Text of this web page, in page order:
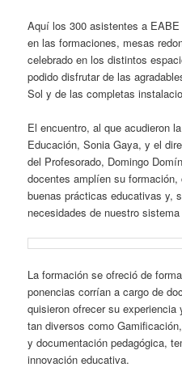
Aquí los 300 asistentes a
en las formaciones, mesas
celebrado en los distintos
podido disfrutar de las
Sol y de las completas
El encuentro, al que acudieron
Educación, Sonia Gaya, y el
del Profesorado, Domingo
docentes amplíen su
buenas prácticas educativas y,
necesidades de nuestro
La formación se ofreció de
ponencias corrían a cargo de
quisieron ofrecer su
tan diversos como
y documentación pedagógica,
innovación educativa.